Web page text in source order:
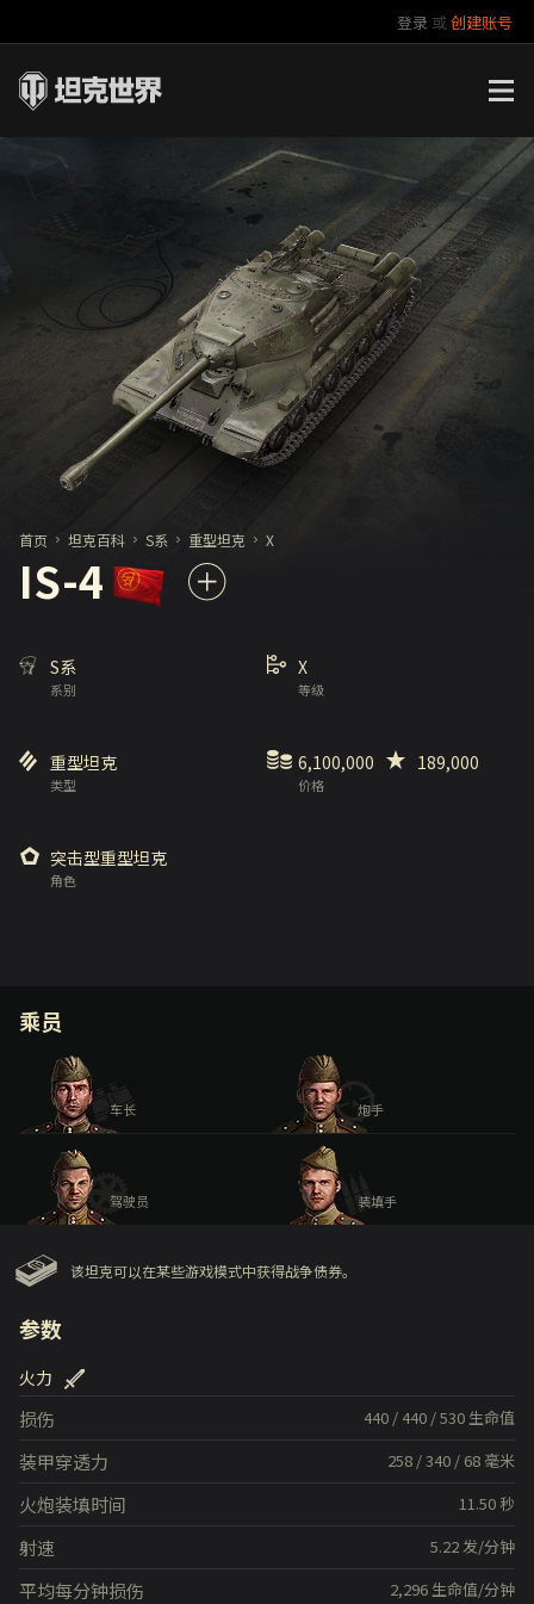
登录 或创建账号
你好，吾久
万圣节
《以战止战》
官方自媒体
首页 坦克百科 S系 重型坦克 X
IS-4
系别
S系
等级
X
类型
重型坦克
价格
6,100,000 189,000
角色
突击型重型坦克
乘员
车长 炮手
驾驶员 装填手
该坦克可以在某些游戏模式中获得战争债券。
参数
火力
440 / 440 /530 生命值
损伤
258 /340 / 68 毫米
装甲穿透力
11.50 秒
火炮装填时间
5.22 发/分钟
射速
2,296 生命值/分钟
平均每分钟损伤